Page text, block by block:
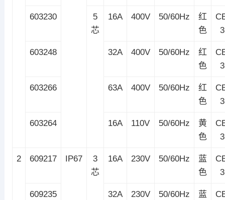
603230
5
芯
16A 400V 50/60Hz
红
色
603248 32A 400V 50/60Hz
红
色
603266 63A 400V 50/60Hz
红
色
603264 16A 110V 50/60Hz
黄
色
2 609217 IP67
3
芯
16A 230V 50/60Hz
蓝
色
609235 32A 230V 50/60Hz
蓝